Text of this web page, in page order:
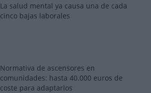
La salud mental ya causa una de cada
cinco bajas laborales
Normativa de ascensores en
comunidades: hasta 40.000 euros de
coste para adaptarlos